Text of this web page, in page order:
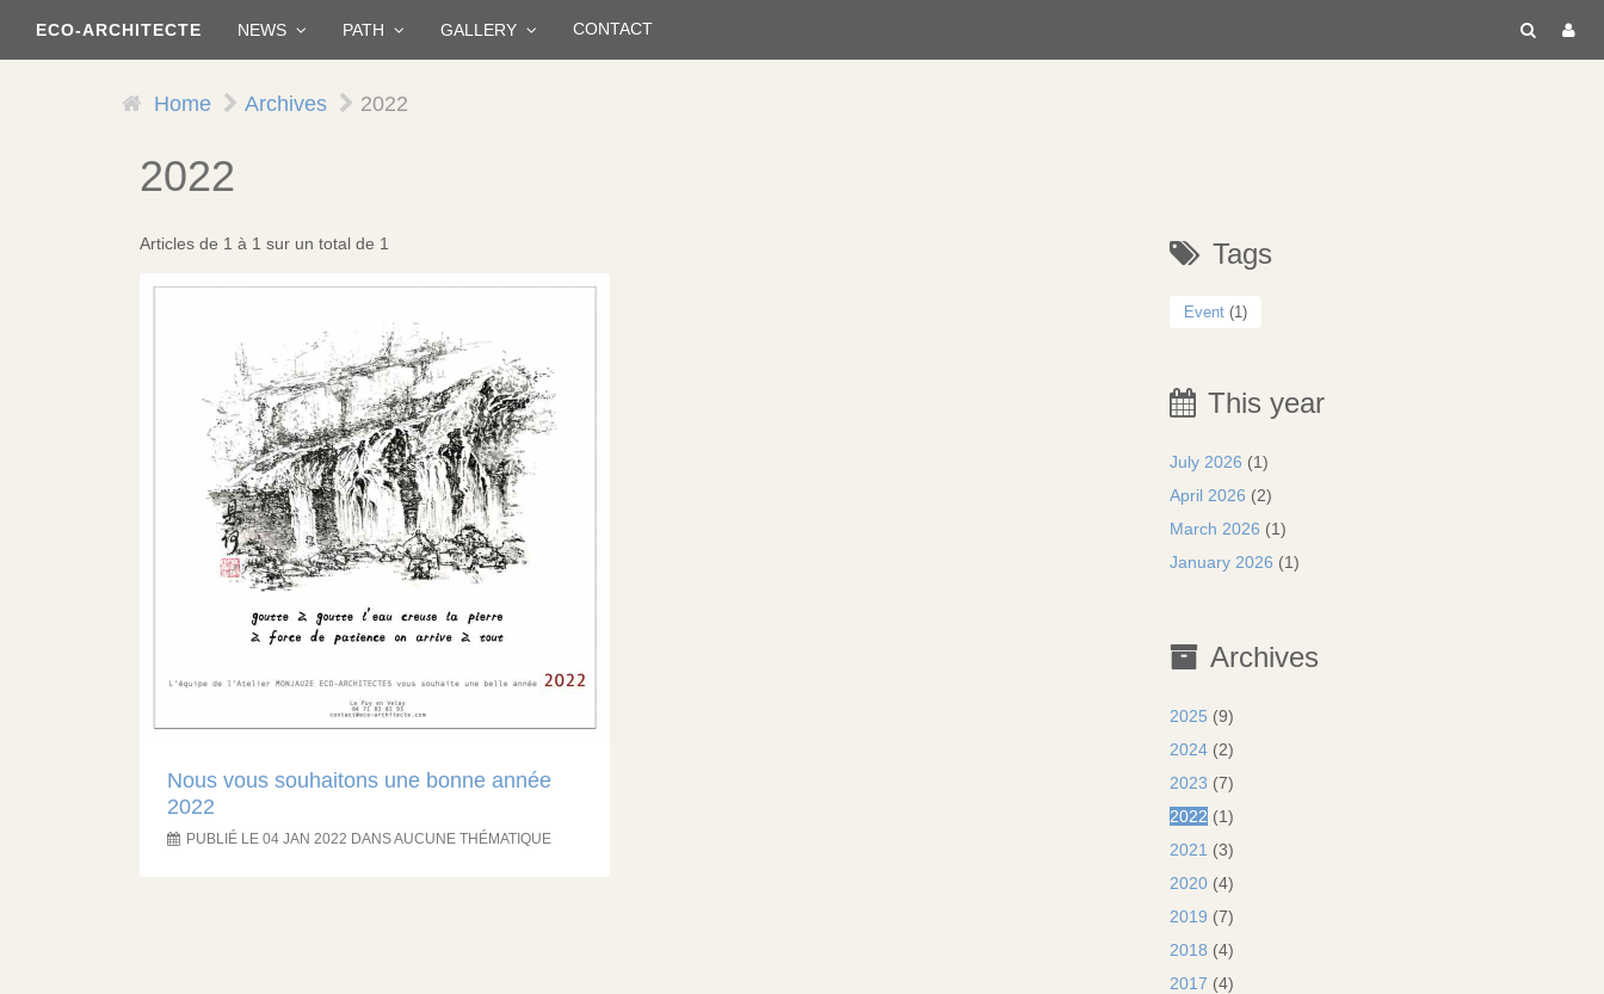
main
ECO-ARCHITECTE NEWS PATH GALLERY CONTACT
Home Archives 2022
2022
Articles de 1 à 1 sur un total de 1
Nous vous souhaitons une bonne année
2022
PUBLIÉ LE 04 JAN 2022 DANS AUCUNE THÉMATIQUE
Tags
Event(1)
This year
July 2026 (1)
April 2026 (2)
March 2026 (1)
January 2026 (1)
Archives
2025 (9)
2024(2)
2023 (7)
2022 (1)
2021 (3)
2020(4)
2019 (7)
2018 (4)
2017 (4)